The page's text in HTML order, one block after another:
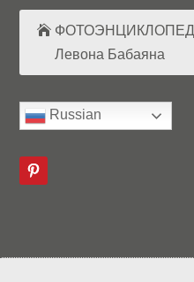
Левона Бабаяна
Russian